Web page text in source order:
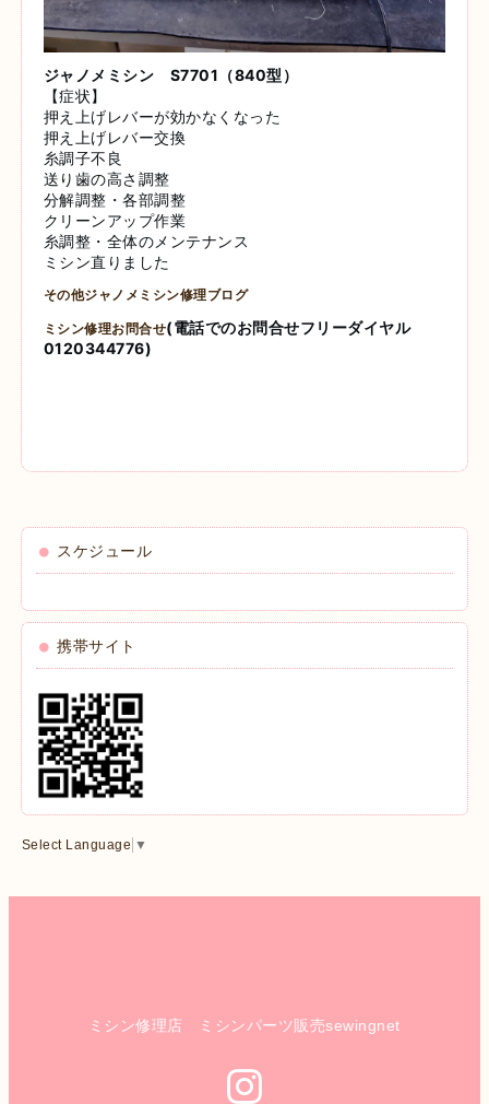
ジャノメミシン S7701（840型）
【症状】
押え上げレバーが効かなくなった
押え上げレバー交換
糸調子不良
送り歯の高さ調整
分解調整・各部調整
クリーンアップ作業
糸調整・全体のメンテナンス
ミシン直りました
その他ジャノメミシン修理ブログ
ミシン修理お問合せ(電話でのお問合せフリーダイヤル
0120344776)
スケジュール
携帯サイト
Select Language ▼
ミシン修理店 ミシンパーツ販売sewingnet